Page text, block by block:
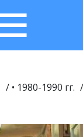
• 1980-1990 гг.